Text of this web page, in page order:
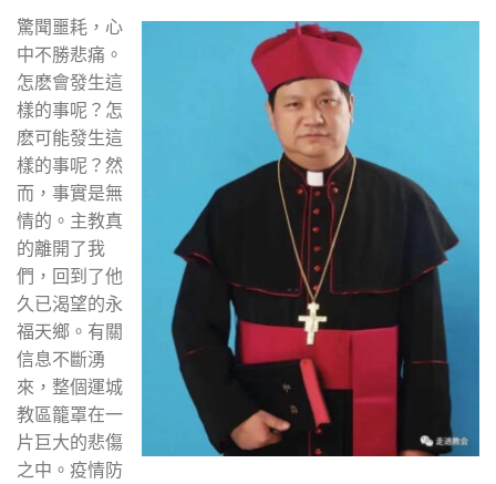
驚聞噩耗，心
中不勝悲痛。
怎麽會發生這
樣的事呢？怎
麽可能發生這
樣的事呢？然
而，事實是無
情的。主教真
的離開了我
們，回到了他
久已渴望的永
福天鄉。有關
信息不斷湧
來，整個運城
教區籠罩在一
片巨大的悲傷
之中。疫情防